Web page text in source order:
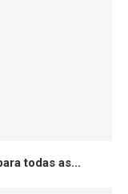
todas as...